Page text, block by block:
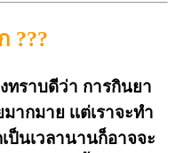
???
ทราบดีว่า การกินยา
ากมาย เเต่เราจะทำ
ป็นเวลานานก็อาจจะ